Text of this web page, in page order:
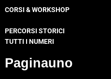
CORSI & WORKSHOP
PERCORSI STORICI
TUTTI I NUMERI
Paginauno